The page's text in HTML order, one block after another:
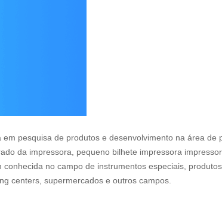
pesquisa de produtos e desenvolvimento na área
da impressora, pequeno bilhete impressora
no campo de instrumentos especiais,
centers, supermercados e outros campos.